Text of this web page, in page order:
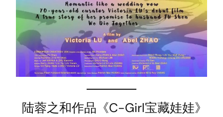
陆蓉之和作品《C-Girl宝藏娃娃》